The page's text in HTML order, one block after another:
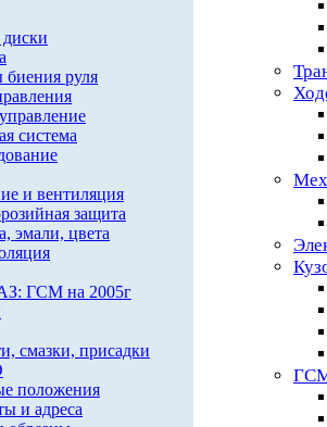
руля
система
и вентиляция
защита
эмали, цвета
ГСМ на 2005г
смазки, присадки
положения
и адреса